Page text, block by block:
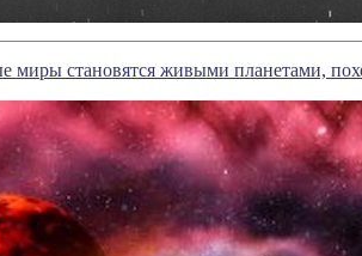
миры становятся живыми планетами,